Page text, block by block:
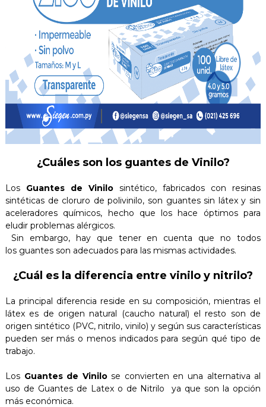
¿Cuáles son los guantes de Vinilo?
Los Guantes de Vinilo sintético, fabricados con resinas
sintéticas de cloruro de polivinilo, son guantes sin látex y sin
aceleradores químicos, hecho que los hace óptimos para
eludir problemas alérgicos.
Sin embargo, hay que tener en cuenta que no todos
los guantes son adecuados para las mismas actividades.
¿Cuál es la diferencia entre vinilo y nitrilo?
La principal diferencia reside en su composición, mientras el
látex es de origen natural (caucho natural) el resto son de
origen sintético (PVC, nitrilo, vinilo) y según sus características
pueden ser más o menos indicados para según qué tipo de
trabajo.
Los Guantes de Vinilose convierten en una alternativa al
uso de Guantes de Latex o de Nitrilo ya que son la opción
más económica.